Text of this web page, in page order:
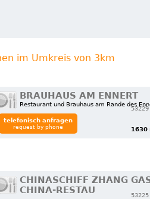
im Umkreis von 3km
BRAUHAUS AM ENNERT
Restaurant und Brauhaus am Rande des
1630
telefonisch anfragen
request by phone
CHINASCHIFF ZHANG
CHINA-RESTAU